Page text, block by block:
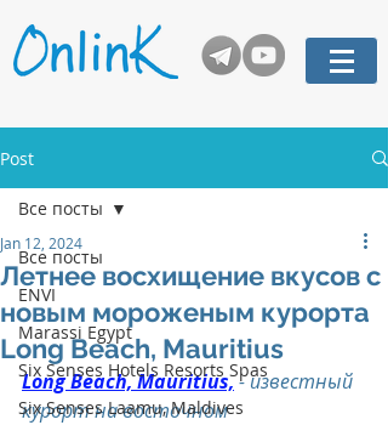
Post
Все посты
ENVI
Marassi Egypt
Six Senses Hotels Resorts Spas
Six Senses Laamu, Maldives
Все посты
Летнее восхищение вкусов с
новым мороженым курорта
Long Beach, Mauritius
Jan 12, 2024
Long Beach, Mauritius, - известный
курорт на восточном